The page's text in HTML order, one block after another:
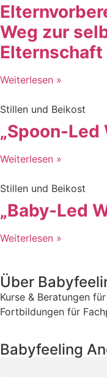
Weg zur
Elternschaft
Weiterlesen »
Stillen und Beikost
„Spoon-Led
Weiterlesen »
Stillen und Beikost
„Baby-Led
Weiterlesen »
Über
Kurse & Beratungen
Fortbildungen für
Babyfeeling